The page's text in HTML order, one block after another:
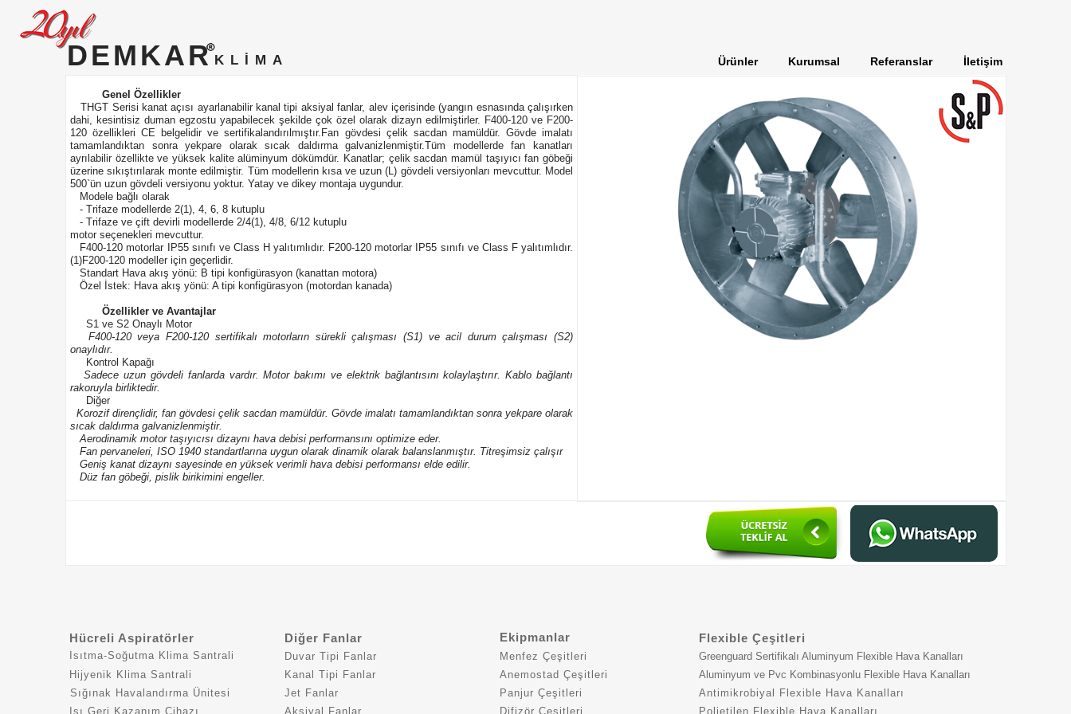
KLİMA
DEMKAR Ürünler Kurumsal Referanslar İletişim
Genel Özellikler
THGT Serisi kanat açısı ayarlanabilir kanal tipi aksiyal fanlar, alev içerisinde (yangın esnasında çalışırken
dahi, kesintisiz duman egzostu yapabilecek şekilde çok özel olarak dizayn edilmiştirler. F400-120 ve F200-
120 özellikleri CE belgelidir ve sertifikalandırılmıştır.Fan gövdesi çelik sacdan mamüldür. Gövde imalatı
tamamlandıktan sonra yekpare olarak sıcak daldırma galvanizlenmiştir.Tüm modellerde fan kanatları
ayrılabilir özellikte ve yüksek kalite alüminyum dökümdür. Kanatlar; çelik sacdan mamül taşıyıcı fan göbeği
üzerine sıkıştırılarak monte edilmiştir. Tüm modellerin kısa ve uzun (L) gövdeli versiyonları mevcuttur. Model
500`ün uzun gövdeli versiyonu yoktur. Yatay ve dikey montaja uygundur.
Modele bağlı olarak
- Trifaze modellerde 2(1), 4, 6, 8 kutuplu
- Trifaze ve çift devirli modellerde 2/4(1), 4/8, 6/12 kutuplu
motor seçenekleri mevcuttur.
F400-120 motorlar IP55 sınıfı ve Class H yalıtımlıdır. F200-120 motorlar IP55 sınıfı ve Class F yalıtımlıdır.
(1)F200-120 modeller için geçerlidir.
Standart Hava akış yönü: B tipi konfigürasyon (kanattan motora)
Özel İstek: Hava akış yönü: A tipi konfigürasyon (motordan kanada)
Özellikler ve Avantajlar
S1 ve S2 Onaylı Motor
F400-120 veya F200-120 sertifikalı motorların sürekli çalışması (S1) ve acil durum çalışması (S2)
onaylıdır.
Kontrol Kapağı
Sadece uzun gövdeli fanlarda vardır. Motor bakımı ve elektrik bağlantısını kolaylaştırır. Kablo bağlantı
rakoruyla birliktedir.
Diğer
Korozif dirençlidir, fan gövdesi çelik sacdan mamüldür. Gövde imalatı tamamlandıktan sonra yekpare olarak
sıcak daldırma galvanizlenmiştir.
Aerodinamik motor taşıyıcısı dizaynı hava debisi performansını optimize eder.
Fan pervaneleri, ISO 1940 standartlarına uygun olarak dinamik olarak balanslanmıştır. Titreşimsiz çalışır
Geniş kanat dizaynı sayesinde en yüksek verimli hava debisi performansı elde edilir.
Düz fan göbeği, pislik birikimini engeller.
Hücreli Aspiratörler
Isıtma-Soğutma Klima Santrali
Hijyenik Klima Santrali
Sığınak Havalandırma Ünitesi
Isı Geri Kazanım Cihazı
Diğer Fanlar
Duvar Tipi Fanlar
Kanal Tipi Fanlar
Jet Fanlar
Aksiyal Fanlar
Flexible Çeşitleri
Greenguard Sertifikalı Aluminyum Flexible Hava Kanalları
Aluminyum ve Pvc Kombinasyonlu Flexible Hava Kanalları
Antimikrobiyal Flexible Hava Kanalları
Polietilen Flexible Hava Kanalları
Ekipmanlar
Menfez Çeşitleri
Anemostad Çeşitleri
Panjur Çeşitleri
Difizör Çeşitleri